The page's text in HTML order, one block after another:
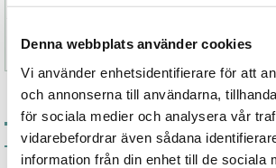
Denna webbplats använder cookies
Vi använder enhetsidentifierare för att
och annonserna till användarna,
för sociala medier och analysera vår
vidarebefordrar även sådana
information från din enhet till de sociala
Specifikation
Associerade